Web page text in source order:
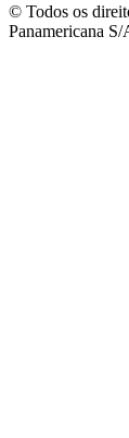
© Todos os
Panamericana S/